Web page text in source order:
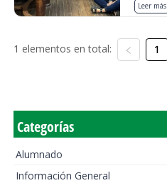
Leer más
1 elementos en total: 1
Categorías
Alumnado
Información General